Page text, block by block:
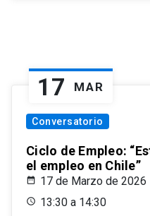
17 MAR
Conversatorio
Ciclo de Empleo:
el empleo en Chile”
17 de Marzo de 2026
13:30 a 14:30